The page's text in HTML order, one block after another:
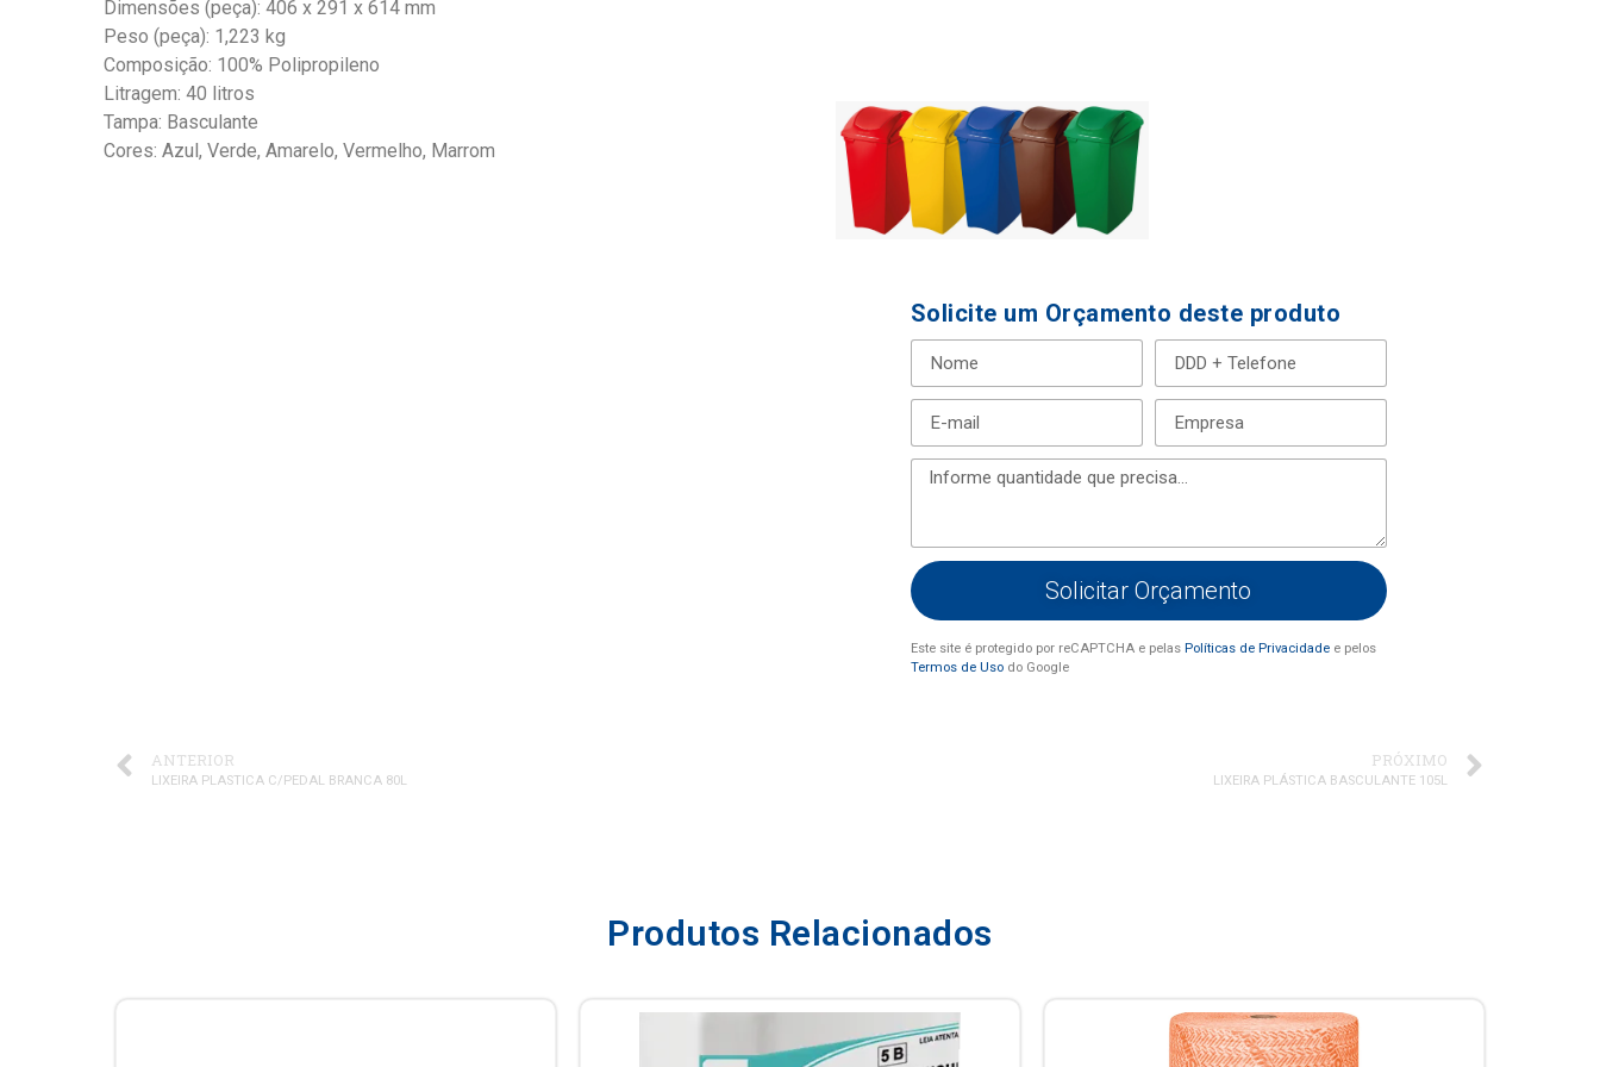
Dimensões (peça): 406 x 291 x 614 mm
Peso (peça): 1,223 kg
Composição: 100% Polipropileno
Litragem: 40 litros
Tampa: Basculante
Cores: Azul, Verde, Amarelo, Vermelho, Marrom
Solicite um Orçamento deste produto
Solicitar Orçamento
Este site é protegido por reCAPTCHA e pelas Políticas de Privacidadee pelos
Termos de Usodo Google
ANTERIOR
LIXEIRA PLASTICA C/PEDAL BRANCA 80L
PRÓXIMO
LIXEIRA PLÁSTICA BASCULANTE 105L
Produtos Relacionados